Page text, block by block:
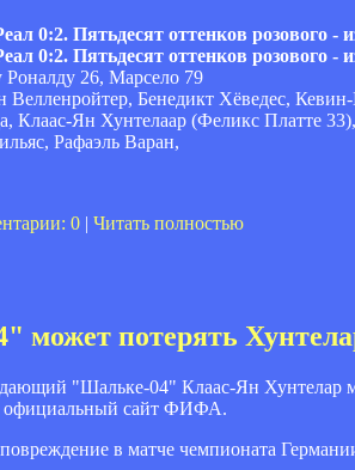
26, Марсело 79
Велленройтер, Бенедикт Хёведес,
Клаас-Ян Хунтелаар (Феликс Платте
Рафаэль Варан,
0 | Читать полностью
может потерять
"Шальке-04" Клаас-Ян Хунтелар
сайт ФИФА.
в матче чемпионата